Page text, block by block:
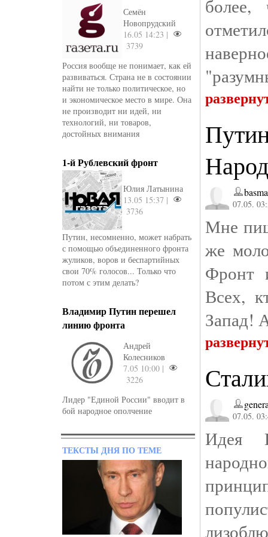
Семён
Новопрудский
16.05 14:23 |
3739
Россия вообще не понимает, как ей
развиваться. Страна не в состоянии
найти не только политическое, но
и экономическое место в мире. Она
не производит ни идей, ни
технологий, ни товаров,
достойных внимания
1-й Рублевский фронт
Юлия Латынина
13.05 15:37 |
3736
Путин, несомненно, может набрать
с помощью объединенного фронта
жуликов, воров и беспартийных
свои 70% голосов... Только что
потом с этим делать?
Владимир Путин перешел
линию фронта
Андрей
Колесников
7.05 10:00 |
3226
Лидер "Единой России" вводит в
бой народное ополчение
ТЕКСТЫ ДНЯ ПО ТЕМЕ
07.05.
Мне
же
Фронт
Всех,
Запад!
07.05.
Идея